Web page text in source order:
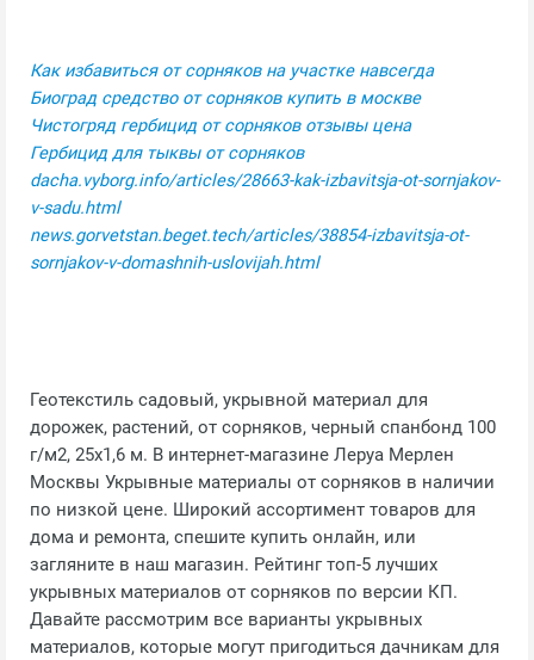
Как избавиться от сорняков на участке навсегда
Биоград средство от сорняков купить в москве
Чистогряд гербицид от сорняков отзывы цена
Гербицид для тыквы от сорняков
dacha.vyborg.info/articles/28663-kak-izbavitsja-ot-sornjakov-
v-sadu.html
news.gorvetstan.beget.tech/articles/38854-izbavitsja-ot-
sornjakov-v-domashnih-uslovijah.html
Геотекстиль садовый, укрывной материал для
дорожек, растений, от сорняков, черный спанбонд 100
г/м2, 25х1,6 м. В интернет-магазине Леруа Мерлен
Москвы Укрывные материалы от сорняков в наличии
по низкой цене. Широкий ассортимент товаров для
дома и ремонта, спешите купить онлайн, или
загляните в наш магазин. Рейтинг топ-5 лучших
укрывных материалов от сорняков по версии КП.
Давайте рассмотрим все варианты укрывных
материалов, которые могут пригодиться дачникам для